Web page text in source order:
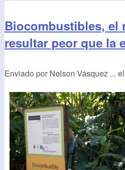
Biocombustibles, el
resultar peor que la
Enviado por Nelson Vásquez ... el